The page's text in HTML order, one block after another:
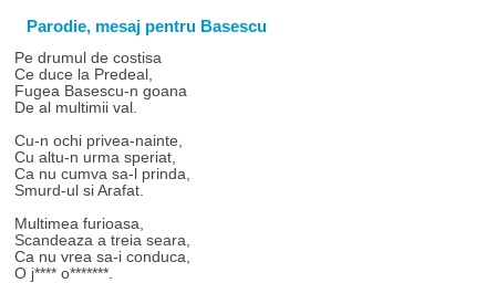
Parodie, mesaj pentru Basescu
Pe drumul de costisa
Ce duce la Predeal,
Fugea Basescu-n goana
De al multimii val.
Cu-n ochi privea-nainte,
Cu altu-n urma speriat,
Ca nu cumva sa-l prinda,
Smurd-ul si Arafat.
Multimea furioasa,
Scandeaza a treia seara,
Ca nu vrea sa-i conduca,
O j**** o*******.